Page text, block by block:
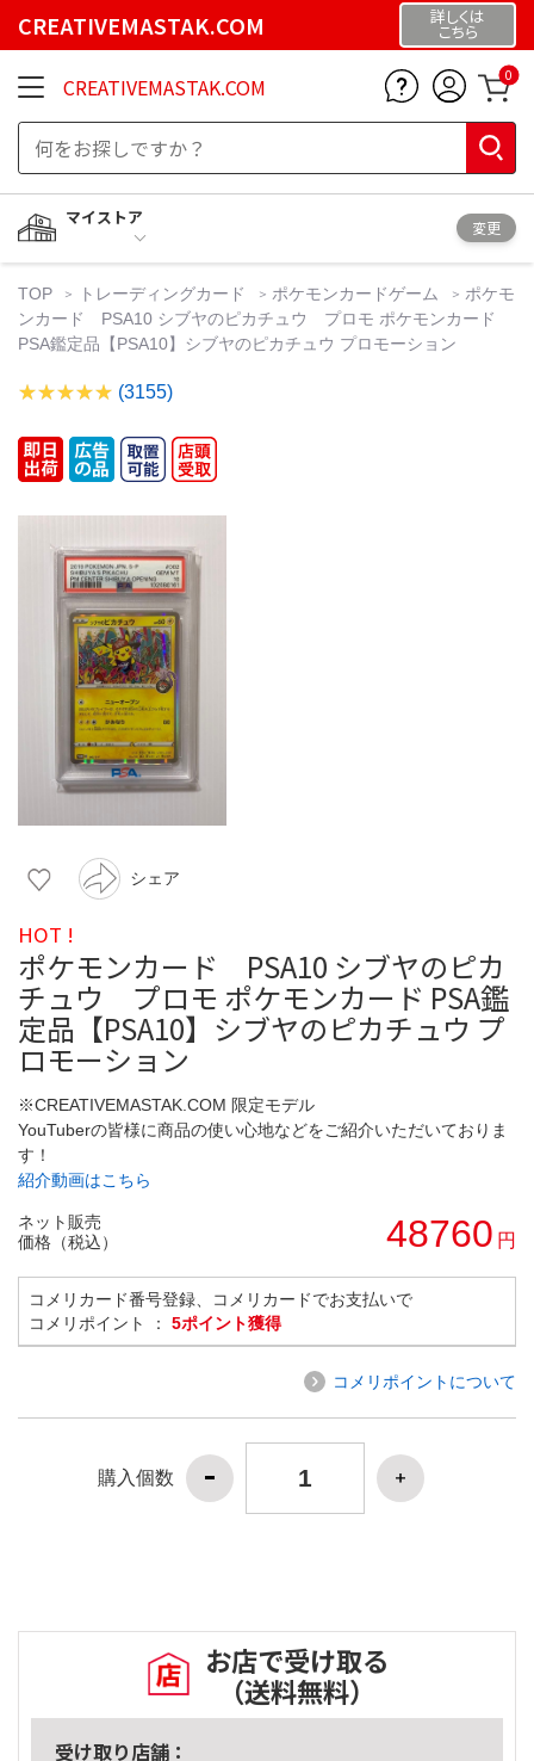
CREATIVEMASTAK.COM 詳しくは
こちら
CREATIVEMASTAK.COM 0
マイストア
変更
TOP トレーディングカード ポケモンカードゲーム
ポケモ
ンカード PSA10 シブヤのピカチュウ プロモ ポケモンカード
PSA鑑定品【PSA10】シブヤのピカチュウ プロモーション
(3155)
シェア
HOT !
ポケモンカード PSA10 シブヤのピカ
チュウ プロモ ポケモンカード PSA鑑
定品【PSA10】シブヤのピカチュウ プ
ロモーション
※CREATIVEMASTAK.COM 限定モデル
YouTuberの皆様に商品の使い心地などをご紹介いただいておりま
す！
紹介動画はこちら
ネット販売
価格（税込）
48760 円
コメリカード番号登録、コメリカードでお支払いで
コメリポイント ： 5ポイント獲得
コメリポイントについて
購入個数
お店で受け取る
（送料無料）
受け取り店舗：